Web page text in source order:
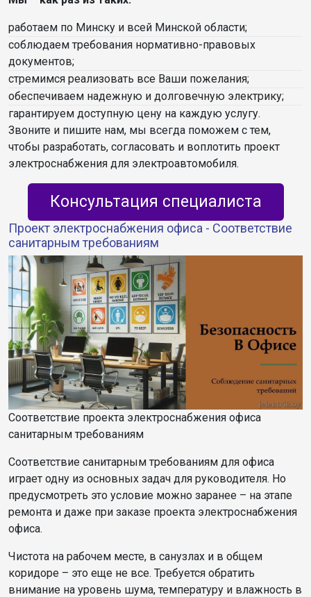
работаем по Минску и всей Минской области;
соблюдаем требования нормативно-правовых
документов;
стремимся реализовать все Ваши пожелания;
обеспечиваем надежную и долговечную электрику;
гарантируем доступную цену на каждую услугу.
Звоните и пишите нам, мы всегда поможем с тем,
чтобы разработать, согласовать и воплотить проект
электроснабжения для электроавтомобиля.
Консультация специалиста
Проект электроснабжения офиса - Соответствие
санитарным требованиям
Соответствие проекта электроснабжения офиса
санитарным требованиям
Соответствие санитарным требованиям для офиса
играет одну из основных задач для руководителя. Но
предусмотреть это условие можно заранее – на этапе
ремонта и даже при заказе проекта электроснабжения
офиса.
Чистота на рабочем месте, в санузлах и в общем
коридоре – это еще не все. Требуется обратить
внимание на уровень шума, температуру и влажность в